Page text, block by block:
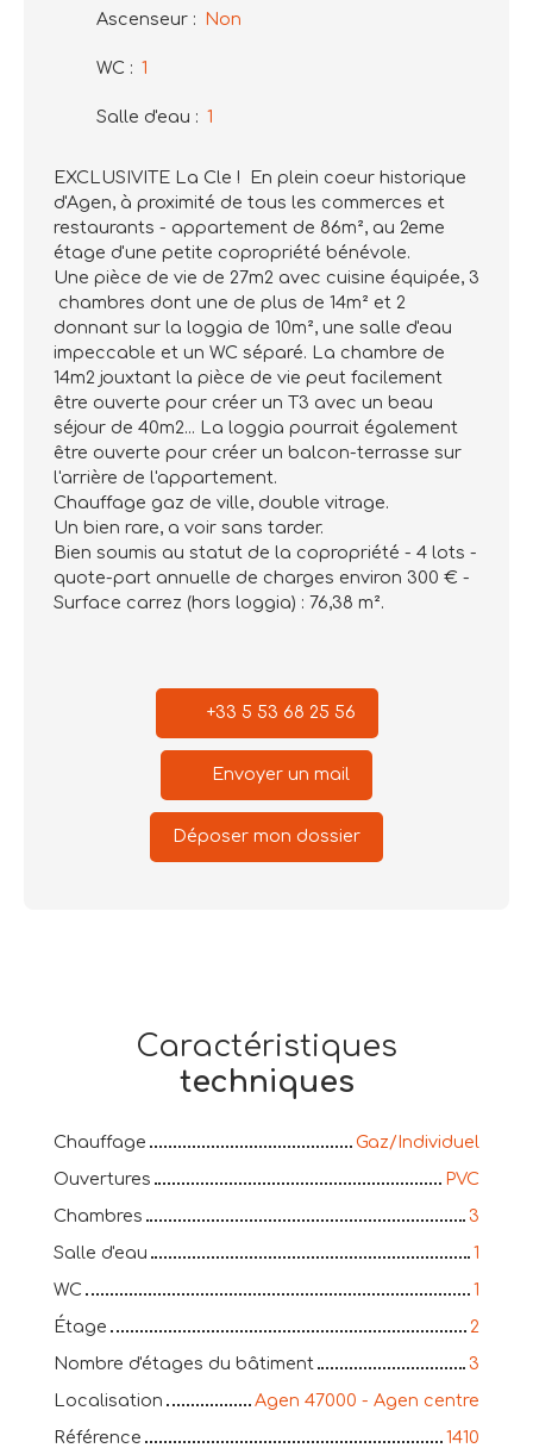
Ascenseur : Non
WC : 1
Salle d'eau : 1
EXCLUSIVITE La Cle ! En plein coeur historique
d'Agen, à proximité de tous les commerces et
restaurants - appartement de 86m², au 2eme
étage d'une petite copropriété bénévole.
Une pièce de vie de 27m2 avec cuisine équipée, 3
chambres dont une de plus de 14m² et 2
donnant sur la loggia de 10m², une salle d'eau
impeccable et un WC séparé. La chambre de
14m2 jouxtant la pièce de vie peut facilement
être ouverte pour créer un T3 avec un beau
séjour de 40m2... La loggia pourrait également
être ouverte pour créer un balcon-terrasse sur
l'arrière de l'appartement.
Chauffage gaz de ville, double vitrage.
Un bien rare, a voir sans tarder.
Bien soumis au statut de la copropriété - 4 lots -
quote-part annuelle de charges environ 300 € -
Surface carrez (hors loggia) : 76,38 m².
+33 5 53 68 25 56
Envoyer un mail
Déposer mon dossier
Caractéristiques
techniques
Chauffage
Gaz/Individuel
Ouvertures
PVC
Chambres
3
Salle d'eau
1
WC
1
Étage
2
Nombre d'étages du bâtiment
3
Localisation
Agen 47000 - Agen centre
Référence
1410